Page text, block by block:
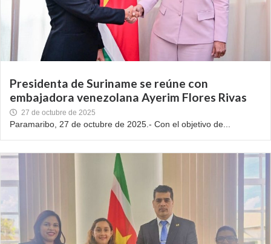
Presidenta de Suriname se reúne con
embajadora venezolana Ayerim Flores Rivas
27 de octubre de 2025
Paramaribo, 27 de octubre de 2025.- Con el objetivo de...